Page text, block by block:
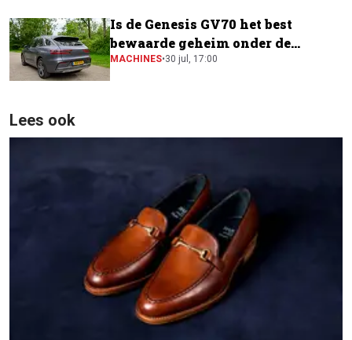
Is de Genesis GV70 het best
bewaarde geheim onder de
elektrische SUV's?
MACHINES•30 jul, 17:00
Lees ook